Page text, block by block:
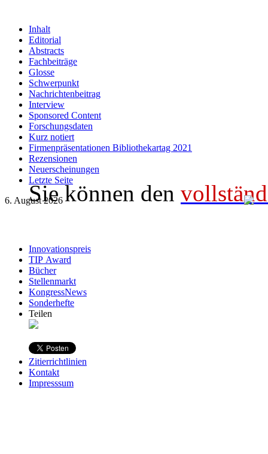
Inhalt
Editorial
Abstracts
Fachbeiträge
Glosse
Schwerpunkt
Nachrichtenbeitrag
Interview
Sponsored Content
Forschungsdaten
Kurz notiert
Firmenpräsentationen Bibliothekartag 2021
Rezensionen
Neuerscheinungen
Letzte Seite
6. August 2026
Innovationspreis
TIP Award
Bücher
Stellenmarkt
KongressNews
Sonderhefte
Teilen
Zitierrichtlinien
Kontakt
Impresssum
Sie können den